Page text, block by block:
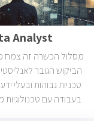
Analyst
מסלול הכשרה זה צמח
הביקוש הגובר
טכניות גבוהות ובעלי
בעבודה עם טכנולוגיות